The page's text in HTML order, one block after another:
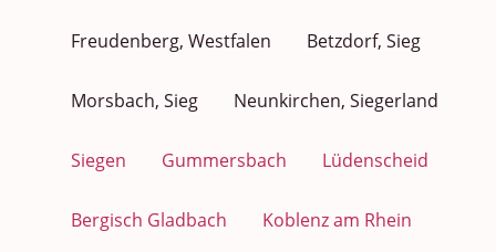
Freudenberg, Westfalen Betzdorf, Sieg
Morsbach, Sieg Neunkirchen, Siegerland
Siegen Gummersbach Lüdenscheid
Bergisch Gladbach Koblenz am Rhein